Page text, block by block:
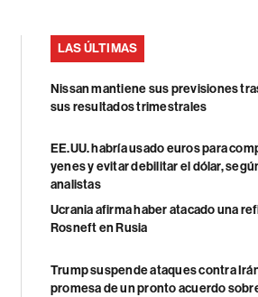
LAS ÚLTIMAS
Nissan mantiene sus previsiones
sus resultados trimestrales
EE.UU. habría usado euros para
yenes y evitar debilitar el dólar,
analistas
Ucrania afirma haber atacado una
Rosneft en Rusia
Trump suspende ataques contra
promesa de un pronto acuerdo